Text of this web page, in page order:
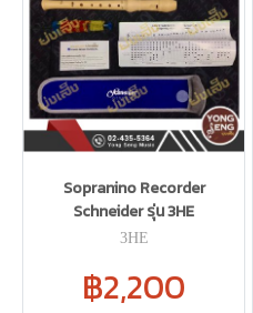
Sopranino Recorder
Schneider รุ่น 3HE
3HE
฿2,200